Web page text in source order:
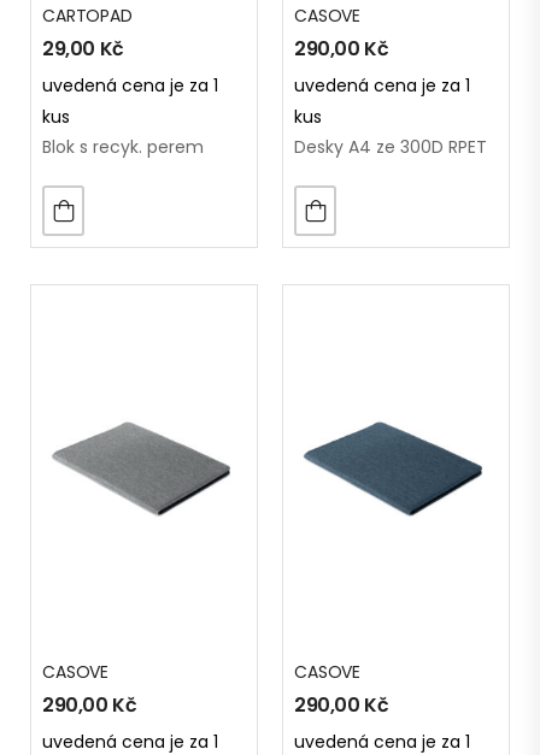
CARTOPAD
29,00 Kč
uvedená cena je za 1
kus
Blok s recyk. perem
CASOVE
290,00 Kč
uvedená cena je za 1
kus
Desky A4 ze 300D RPET
CASOVE
290,00 Kč
uvedená cena je za 1
CASOVE
290,00 Kč
uvedená cena je za 1